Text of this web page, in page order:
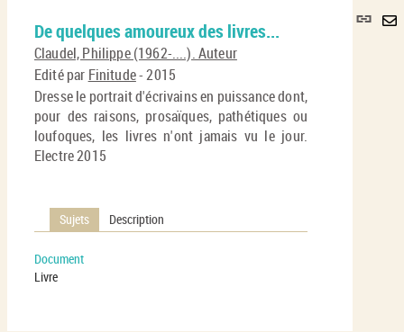
Lien
De quelques amoureux des livres...
Claudel, Philippe (1962-....). Auteur
Edité par Finitude- 2015
Dresse le portrait d'écrivains en puissance dont,
pour des raisons, prosaïques, pathétiques ou
loufoques, les livres n'ont jamais vu le jour.
Electre 2015
Sujets Description
Document
Livre